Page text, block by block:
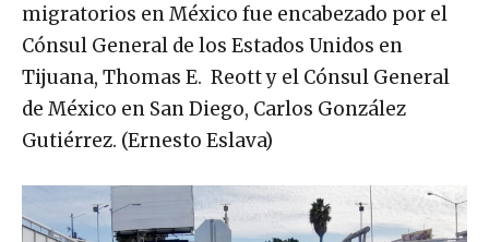
migratorios en México fue encabezado por el
Cónsul General de los Estados Unidos en
Tijuana, Thomas E. Reott y el Cónsul General
de México en San Diego, Carlos González
Gutiérrez. (Ernesto Eslava)